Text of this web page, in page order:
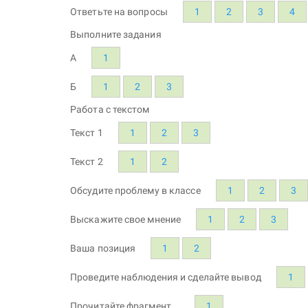
Ответьте на вопросы 1 2 3 4
Выполните задания
А 1
Б 1 2 3
Работа с текстом
Текст 1 1 2 3
Текст 2 1 2
Обсудите проблему в классе 1 2 3
Выскажите свое мнение 1 2 3
Ваша позиция 1 2
Проведите наблюдения и сделайте вывод 1
Прочитайте фрагмент... 1